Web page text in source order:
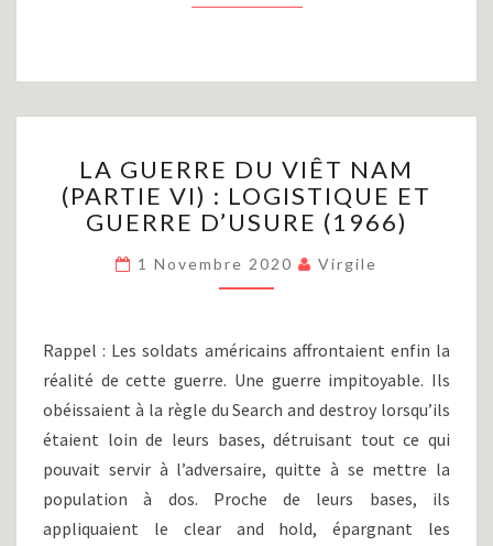
GUERRE
DU
VIÊT
(PARTIE
VI)
LOGISTIQUE
ET
GUERRE
D’USURE
(1966)
LA GUERRE DU VIÊT NAM
(PARTIE VI) : LOGISTIQUE ET
GUERRE D’USURE (1966)
1 Novembre 2020 Virgile
Rappel : Les soldats américains affrontaient enfin la
réalité de cette guerre. Une guerre impitoyable. Ils
obéissaient à la règle du Search and destroy lorsqu’ils
étaient loin de leurs bases, détruisant tout ce qui
pouvait servir à l’adversaire, quitte à se mettre la
population à dos. Proche de leurs bases, ils
appliquaient le clear and hold, épargnant les